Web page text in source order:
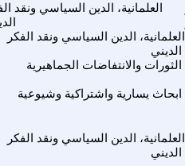
العلمانية، الدين السياسي ونقد
العلمانية، الدين السياسي ونقد الفكر
الديني
الثورات والانتفاضات الجماهيرية
ابحاث يسارية واشتراكية وشيوعية
العلمانية، الدين السياسي ونقد الفكر
الديني